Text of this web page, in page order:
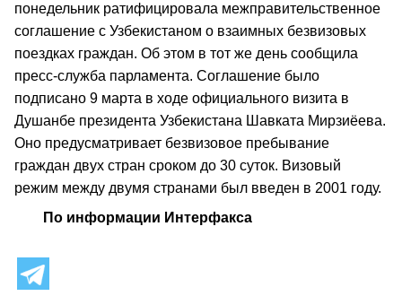
понедельник ратифицировала межправительственное
соглашение с Узбекистаном о взаимных безвизовых
поездках граждан. Об этом в тот же день сообщила
пресс-служба парламента. Соглашение было
подписано 9 марта в ходе официального визита в
Душанбе президента Узбекистана Шавката Мирзиёева.
Оно предусматривает безвизовое пребывание
граждан двух стран сроком до 30 суток. Визовый
режим между двумя странами был введен в 2001 году.
По информации Интерфакса